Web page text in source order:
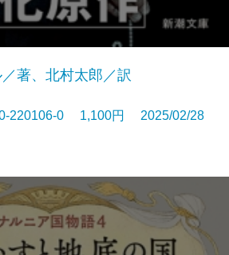
著、北村太郎／訳
220106-0 1,100円 2025/02/28